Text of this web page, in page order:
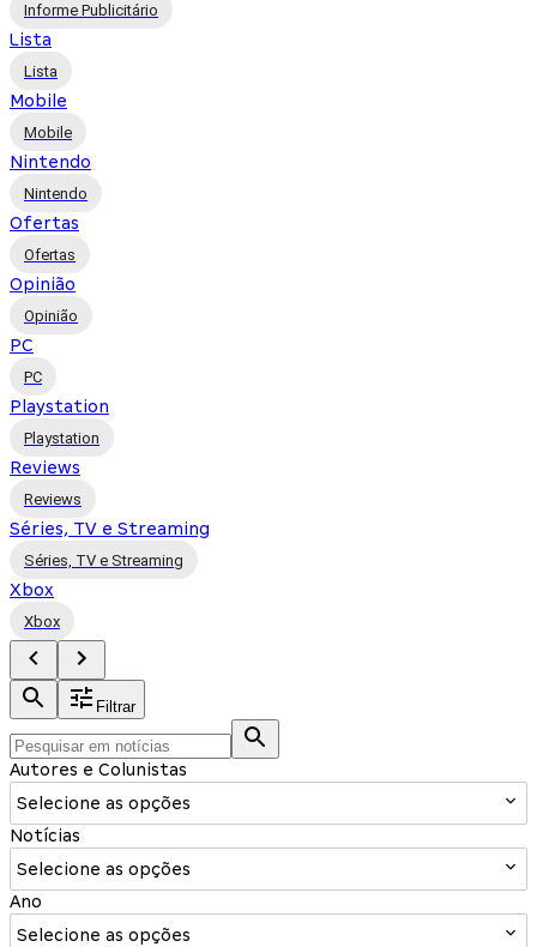
Informe Publicitário
Lista
Lista
Mobile
Mobile
Nintendo
Nintendo
Ofertas
Ofertas
Opinião
Opinião
PC
PC
Playstation
Playstation
Reviews
Reviews
Séries, TV e Streaming
Séries, TV e Streaming
Xbox
Xbox
Filtrar
Autores e Colunistas
Selecione as opções
Notícias
Selecione as opções
Ano
Selecione as opções